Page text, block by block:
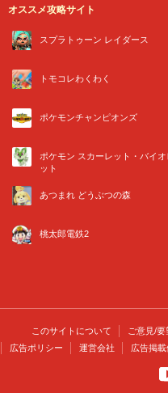
オススメ攻略サイト
スプラトゥーン レイダース
トモコレわくわく
ポケモンチャンピオンズ
ポケモン スカーレット・バイオ
ット
あつまれ どうぶつの森
桃太郎電鉄2
このサイトについて ご意見/要
広告ポリシー
運営会社 広告掲